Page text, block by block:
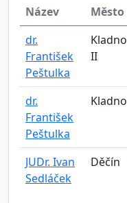
Název
Město
dr.
František
Peštulka
Kladno
II
dr.
František
Peštulka
Kladno
JUDr. Ivan
Sedláček
Děčín